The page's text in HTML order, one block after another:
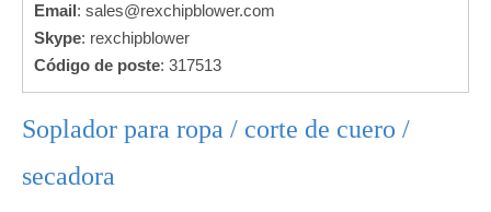
Email: sales@rexchipblower.com
Skype: rexchipblower
Código de poste: 317513
Soplador para ropa / corte de cuero /
secadora